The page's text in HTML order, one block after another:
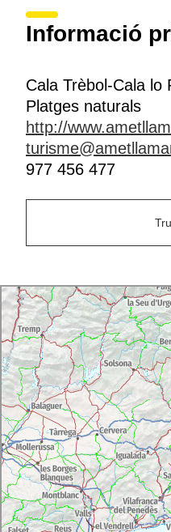
Informació
Cala Trèbol-Cala lo
Platges naturals
http://
977 456 477